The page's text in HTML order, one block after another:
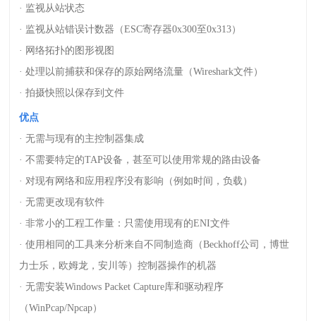
· 监视从站状态
· 监视从站错误计数器（ESC寄存器0x300至0x313）
· 网络拓扑的图形视图
· 处理以前捕获和保存的原始网络流量（Wireshark文件）
· 拍摄快照以保存到文件
优点
· 无需与现有的主控制器集成
· 不需要特定的TAP设备，甚至可以使用常规的路由设备
· 对现有网络和应用程序没有影响（例如时间，负载）
· 无需更改现有软件
· 非常小的工程工作量：只需使用现有的ENI文件
· 使用相同的工具来分析来自不同制造商（Beckhoff公司，博世
力士乐，欧姆龙，安川等）控制器操作的机器
· 无需安装Windows Packet Capture库和驱动程序
（WinPcap/Npcap）